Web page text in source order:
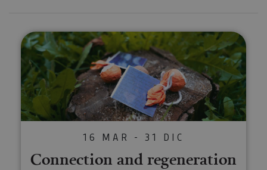
Connection and regeneration
16 MAR - 31 DIC
Connection and regeneration